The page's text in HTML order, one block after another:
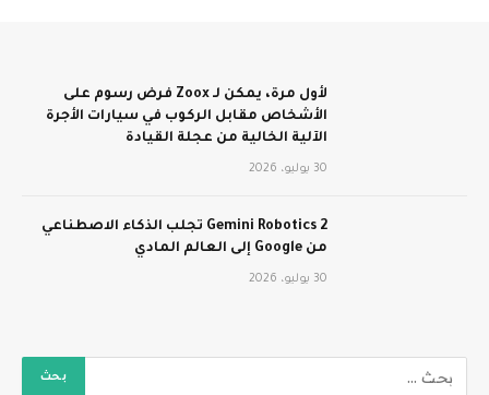
لأول مرة، يمكن لـ Zoox فرض رسوم على
الأشخاص مقابل الركوب في سيارات الأجرة
الآلية الخالية من عجلة القيادة
30 يوليو، 2026
Gemini Robotics 2 تجلب الذكاء الاصطناعي
من Google إلى العالم المادي
30 يوليو، 2026